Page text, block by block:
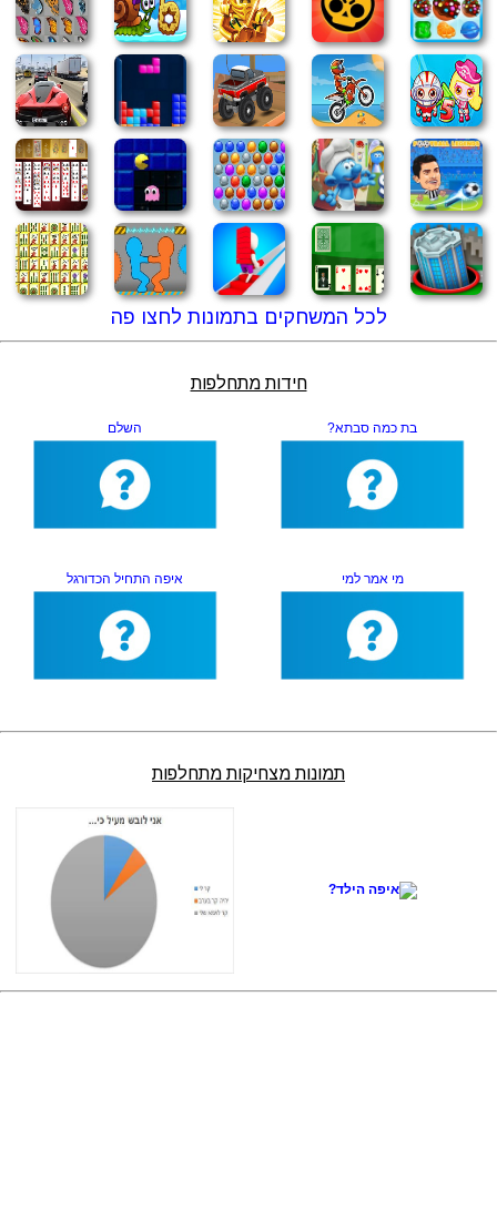
לכל המשחקים בתמונות לחצו פה
חידות מתחלפות
בת כמה סבתא? השלם
מי אמר למי איפה התחיל הכדורגל
תמונות מצחיקות מתחלפות